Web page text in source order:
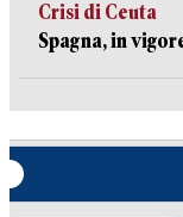
Crisi di Ceuta
Spagna, in